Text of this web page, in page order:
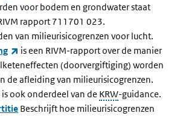
voor bodem en grondwater staat
rapport 711701 023.
van milieurisicogrenzen voor lucht.
(externe link)
is een RIVM-rapport over de manier
(doorvergiftiging) worden
de afleiding van milieurisicogrenzen.
is ook onderdeel van de KRW-guidance.
Beschrijft hoe milieurisicogrenzen